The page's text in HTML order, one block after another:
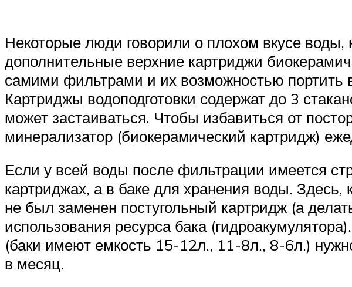
Некоторые люди говорили о плохом вкусе
дополнительные верхние картриджи
самими фильтрами и их возможностью портить
Картриджы водоподготовки содержат до 3
может застаиваться. Чтобы избавиться от
минерализатор (биокерамический картридж)
Если у всей воды после фильтрации имеется
картриджах, а в баке для хранения воды. Здесь,
не был заменен постугольный картридж (а
использования ресурса бака
(баки имеют емкость 15-12л., 11-8л., 8-6л.)
в месяц.